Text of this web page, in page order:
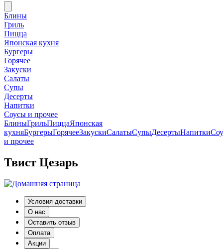
Блины
Гриль
Пицца
Японская кухня
Бургеры
Горячее
Закуски
Салаты
Супы
Десерты
Напитки
Соусы и прочее
БлиныГрильПиццаЯпонская
кухняБургерыГорячееЗакускиСалатыСупыДесертыНапитки
и прочее
Твист Цезарь
Условия доставки
О нас
Оставить отзыв
Оплата
Акции